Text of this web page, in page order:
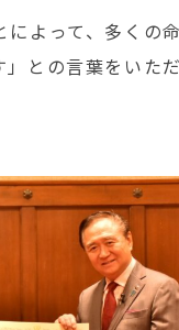
よって、多くの
との言葉をいただ